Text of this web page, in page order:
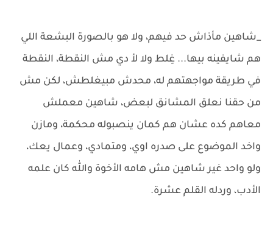
_شاهين مأذاش حد فيهم، ولا هو بالصورة البشعة اللي
هم شايفينه بيها... غِلط ولا لأ دي مش النقطة، النقطة
في طريقة مواجهتهم له، محدش مبيغلطش، لكن مش
من حقنا نعلق المشانق لبعض، شاهين معملش
معاهم كده عشان هم كمان ينصبوله محكمة، ومازن
واخد الموضوع على صدره اوي، ومتمادي، وعمال يعك،
ولو واحد غير شاهين مش هامه الأخوة والله كان علمه
الأدب، وردله القلم عشرة.